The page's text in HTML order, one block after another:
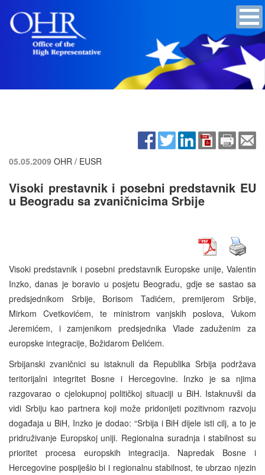
05.05.2009 OHR / EUSR
Visoki prestavnik i posebni predstavnik EU
u Beogradu sa zvaničnicima Srbije
Visoki predstavnik i posebni predstavnik Europske unije, Valentin
Inzko, danas je boravio u posjetu Beogradu, gdje se sastao sa
predsjednikom Srbije, Borisom Tadićem, premijerom Srbije,
Mirkom Cvetkovićem, te ministrom vanjskih poslova, Vukom
Jeremićem, i zamjenikom predsjednika Vlade zaduženim za
europske integracije, Božidarom Đelićem.
Srbijanski zvaničnici su istaknuli da Republika Srbija podržava
teritorijalni integritet Bosne i Hercegovine. Inzko je sa njima
razgovarao o cjelokupnoj političkoj situaciji u BiH. Istaknuvši da
vidi Srbiju kao partnera koji može pridonijeti pozitivnom razvoju
događaja u BiH, Inzko je dodao: “Srbija i BiH dijele isti cilj, a to je
pridruživanje Europskoj uniji. Regionalna suradnja i stabilnost su
prioritet procesa europskih integracija. Napredak Bosne i
Hercegovine pospiješio bi i regionalnu stabilnost, te ubrzao njezin